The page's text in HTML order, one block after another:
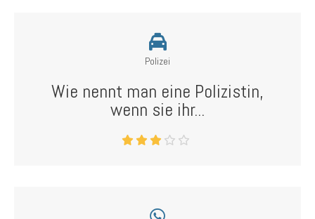
Polizei
Wie nennt man eine Polizistin,
wenn sie ihr...